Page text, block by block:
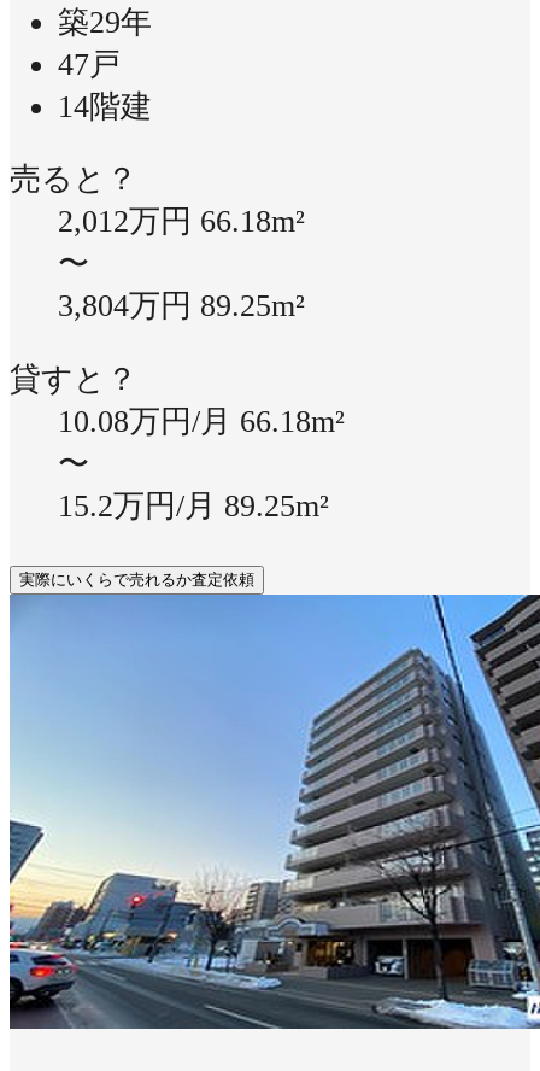
築29年
47戸
14階建
売ると？
2,012万円 66.18m²
〜
3,804万円 89.25m²
貸すと？
10.08万円/月 66.18m²
〜
15.2万円/月 89.25m²
実際にいくらで売れるか査定依頼